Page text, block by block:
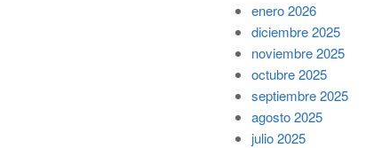
enero 2026
diciembre 2025
noviembre 2025
octubre 2025
septiembre 2025
agosto 2025
julio 2025